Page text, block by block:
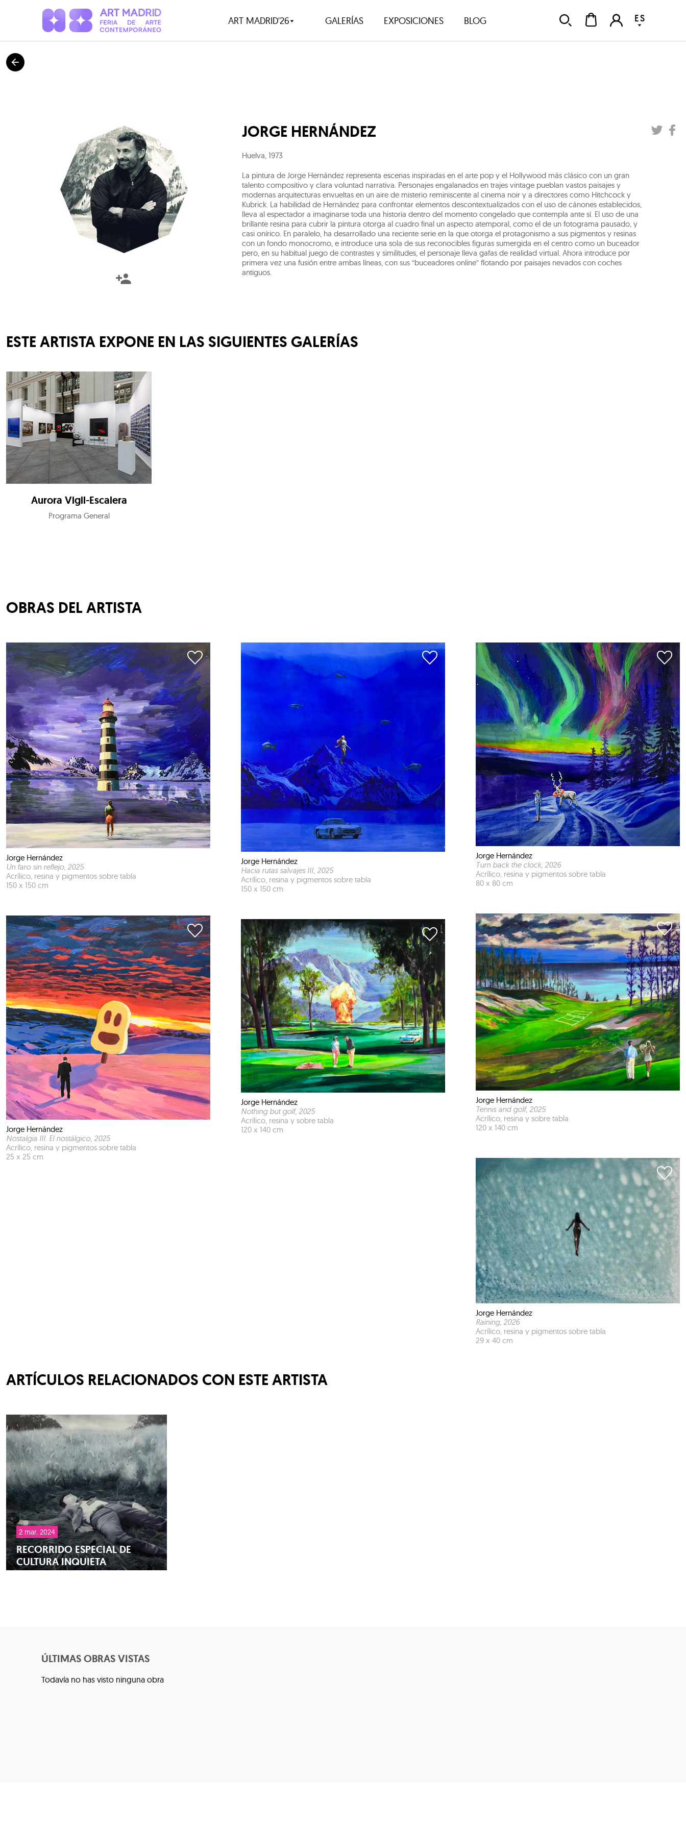
ART MADRID'26 GALERÍAS EXPOSICIONES BLOG ES
JORGE HERNÁNDEZ
Huelva, 1973
La pintura de Jorge Hernández representa escenas inspiradas en el arte pop y el Hollywood más clásico con un gran
talento compositivo y clara voluntad narrativa. Personajes engalanados en trajes vintage pueblan vastos paisajes y
modernas arquitecturas envueltas en un aire de misterio reminiscente al cinema noir y a directores como Hitchcock y
Kubrick. La habilidad de Hernández para confrontar elementos descontextualizados con el uso de cánones establecidos,
lleva al espectador a imaginarse toda una historia dentro del momento congelado que contempla ante sí. El uso de una
brillante resina para cubrir la pintura otorga al cuadro final un aspecto atemporal, como el de un fotograma pausado, y
casi onírico. En paralelo, ha desarrollado una reciente serie en la que otorga el protagonismo a sus pigmentos y resinas
con un fondo monocromo, e introduce una sola de sus reconocibles figuras sumergida en el centro como un buceador
pero, en su habitual juego de contrastes y similitudes, el personaje lleva gafas de realidad virtual. Ahora introduce por
primera vez una fusión entre ambas líneas, con sus “buceadores online” flotando por paisajes nevados con coches
antiguos.
ESTE ARTISTA EXPONE EN LAS SIGUIENTES GALERÍAS
Aurora Vigil-Escalera
Programa General
OBRAS DEL ARTISTA
Jorge Hernández
Un faro sin reflejo, 2025
Acrílico, resina y pigmentos sobre tabla
150 x 150 cm
Jorge Hernández
Nostalgia III. El nostálgico, 2025
Acrílico, resina y pigmentos sobre tabla
25 x 25 cm
Jorge Hernández
Hacia rutas salvajes III, 2025
Acrílico, resina y pigmentos sobre tabla
150 x 150 cm
Jorge Hernández
Nothing but golf, 2025
Acrílico, resina y sobre tabla
120 x 140 cm
Jorge Hernández
Turn back the clock, 2026
Acrílico, resina y pigmentos sobre tabla
80 x 80 cm
Jorge Hernández
Tennis and golf, 2025
Acrílico, resina y sobre tabla
120 x 140 cm
Jorge Hernández
Raining, 2026
Acrílico, resina y pigmentos sobre tabla
29 x 40 cm
ARTÍCULOS RELACIONADOS CON ESTE ARTISTA
2 mar. 2024
RECORRIDO ESPECIAL DE
CULTURA INQUIETA
ÚLTIMAS OBRAS VISTAS
Todavía no has visto ninguna obra